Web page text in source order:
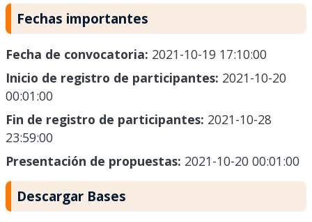
Fechas importantes
Fecha de convocatoria: 2021-10-19 17:10:00
Inicio de registro de participantes: 2021-10-20
00:01:00
Fin de registro de participantes: 2021-10-28
23:59:00
Presentación de propuestas: 2021-10-20 00:01:00
Descargar Bases